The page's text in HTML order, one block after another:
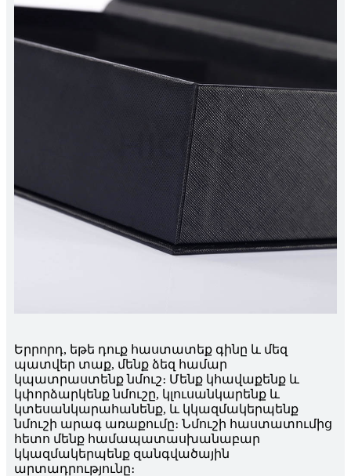
Երրորդ, եթե դուք հաստատեք գինը և մեզ
պատվեր տաք, մենք ձեզ համար
կպատրաստենք նմուշ։ Մենք կհավաքենք և
կփորձարկենք նմուշը, կլուսանկարենք և
կտեսանկարահանենք, և կկազմակերպենք
նմուշի արագ առաքումը։ Նմուշի հաստատումից
հետո մենք համապատասխանաբար
կկազմակերպենք զանգվածային
արտադրությունը։